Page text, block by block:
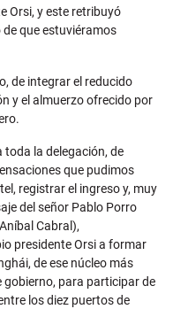
Orsi, y este retribuyó
que estuviéramos
de integrar el reducido
y el almuerzo ofrecido por
la delegación, de
que pudimos
registrar el ingreso y, muy
del señor Pablo Porro
Cabral),
presidente Orsi a formar
de ese núcleo más
gobierno, para participar de
los diez puertos de